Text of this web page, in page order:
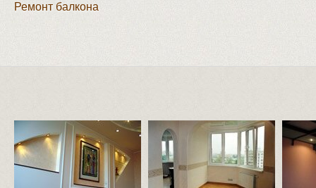
Ремонт балкона